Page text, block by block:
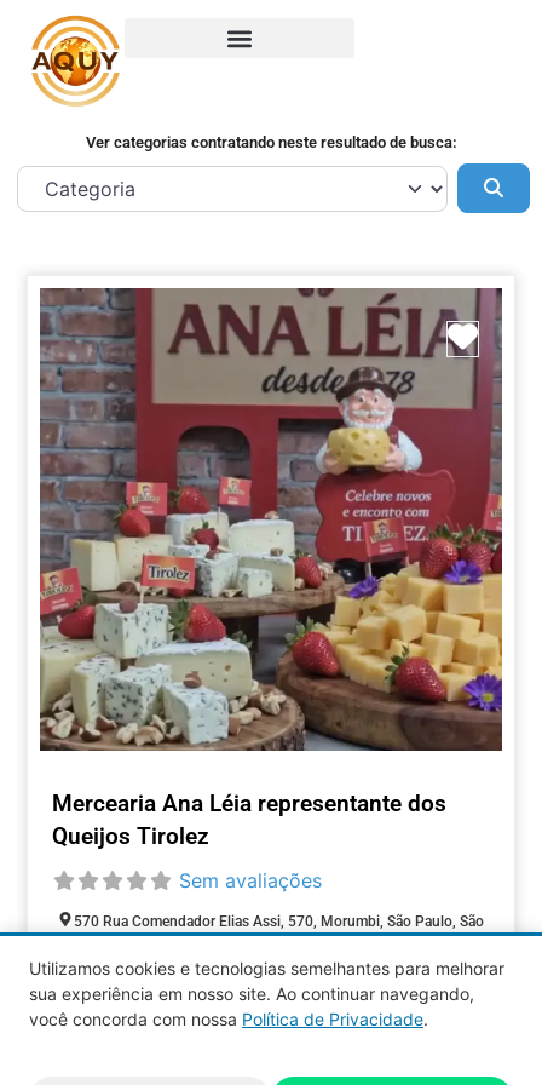
Ver categorias contratando neste resultado de busca:
Mercearia Ana Léia representante dos
Queijos Tirolez
Sem avaliações
570 Rua Comendador Elias Assi, 570, Morumbi, São Paulo, São
COMÉRCIOS Closed today:
Utilizamos cookies e tecnologias semelhantes para melhorar
sua experiência em nosso site. Ao continuar navegando,
você concorda com nossa Política de Privacidade.